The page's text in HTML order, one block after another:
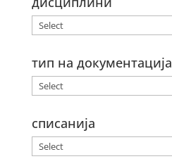
тип на документација
списанија